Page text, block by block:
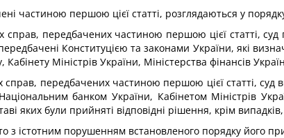
частиною першою цієї статті, розглядаються у
справ, передбачених частиною першою цієї статті,
Конституцією та законами України, які
Міністрів України, Міністерства фінансів
передбачених частиною першою цієї статті, суд
банком України, Кабінетом Міністрів
яких були прийняті відповідні рішення, крім
з істотним порушенням встановленого порядку його